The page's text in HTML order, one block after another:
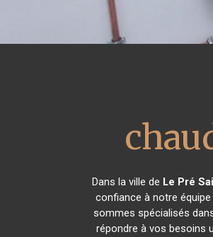
Dans la ville de Le Pré
confiance à notre
sommes spécialisés
répondre à vos besoins